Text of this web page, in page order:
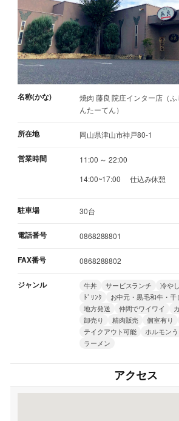
名称(かな)
焼肉 藤良 院庄インター店（
んたーてん）
所在地 岡山県津山市神戸80-1
営業時間
11:00 ～ 22:00
14:00~17:00 仕込み休憩
駐車場 30台
電話番号 0868288801
FAX番号 0868288802
ジャンル 牛丼 サービスランチ 冷や
ﾄﾞﾘﾝｸ
お中元・黒毛和牛・干
地方発送
仲間でワイワイ
卸売り
精肉販売 個室有り
テイクアウト可能
ホルモン
ラーメン
アクセス